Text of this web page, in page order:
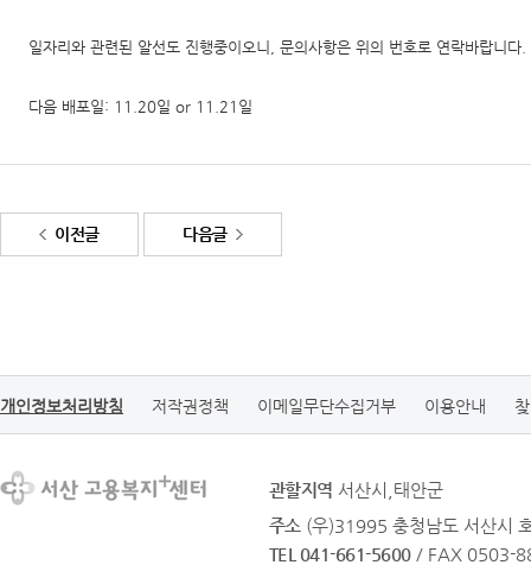
일자리와 관련된 알선도 진행중이오니, 문의사항은 위의 번호로 연락바랍니다.
다음 배포일: 11.20일 or 11.21일
이전글 다음글
개인정보처리방침 저작권정책 이메일무단수집거부 이용안내
관할지역 서산시,태안군
주소 (우)31995 충청남도 서산시
TEL 041-661-5600 / FAX 0503-